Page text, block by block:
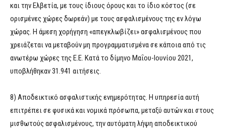
και την Ελβετία, με τους ίδιους όρους και το ίδιο κόστος (σε
ορισμένες χώρες δωρεάν) με τους ασφαλισμένους της εν λόγω
χώρας. Η άμεση χορήγηση «απεγκλωβίζει» ασφαλισμένους που
χρειάζεται να μεταβούν μη προγραμματισμένα σε κάποια από τις
ανωτέρω χώρες της Ε.Ε. Κατά το δίμηνο Μαΐου-Ιουνίου 2021,
υποβλήθηκαν 31.941 αιτήσεις.
8) Αποδεικτικό ασφαλιστικής ενημερότητας. Η υπηρεσία αυτή
επιτρέπει σε φυσικά και νομικά πρόσωπα, μεταξύ αυτών και στους
μισθωτούς ασφαλισμένους, την αυτόματη λήψη αποδεικτικού